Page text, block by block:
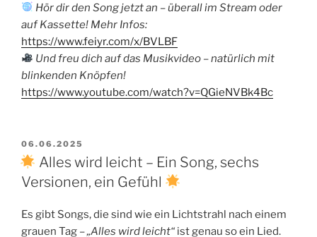
Hör dir den Song jetzt an – überall im Stream oder
auf Kassette! Mehr Infos:
https://www.feiyr.com/x/BVLBF
Und freu dich auf das Musikvideo – natürlich mit
blinkenden Knöpfen!
https://www.youtube.com/watch?v=QGieNVBk4Bc
VERÖFFENTLICHT
AM
06.06.2025
Alles wird leicht – Ein Song, sechs
Versionen, ein Gefühl
Es gibt Songs, die sind wie ein Lichtstrahl nach einem
grauen Tag –„Alles wird leicht“ ist genau so ein Lied.